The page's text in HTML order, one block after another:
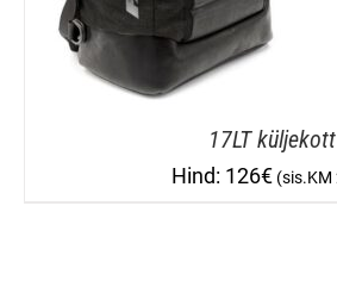
17LT küljekott
126€